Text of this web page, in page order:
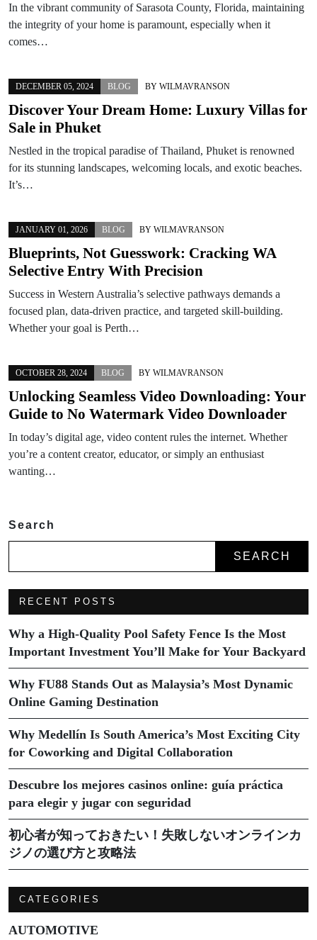
In the vibrant community of Sarasota County, Florida, maintaining
the integrity of your home is paramount, especially when it
comes…
DECEMBER 05, 2024 BLOG BY WILMAVRANSON
Discover Your Dream Home: Luxury Villas for
Sale in Phuket
Nestled in the tropical paradise of Thailand, Phuket is renowned
for its stunning landscapes, welcoming locals, and exotic beaches.
It’s…
JANUARY 01, 2026 BLOG BY WILMAVRANSON
Blueprints, Not Guesswork: Cracking WA
Selective Entry With Precision
Success in Western Australia’s selective pathways demands a
focused plan, data-driven practice, and targeted skill-building.
Whether your goal is Perth…
OCTOBER 28, 2024 BLOG BY WILMAVRANSON
Unlocking Seamless Video Downloading: Your
Guide to No Watermark Video Downloader
In today’s digital age, video content rules the internet. Whether
you’re a content creator, educator, or simply an enthusiast
wanting…
Search
SEARCH
RECENT POSTS
Why a High-Quality Pool Safety Fence Is the Most
Important Investment You’ll Make for Your Backyard
Why FU88 Stands Out as Malaysia’s Most Dynamic
Online Gaming Destination
Why Medellín Is South America’s Most Exciting City
for Coworking and Digital Collaboration
Descubre los mejores casinos online: guía práctica
para elegir y jugar con seguridad
初心者が知っておきたい！失敗しないオンラインカ
ジノの選び方と攻略法
CATEGORIES
AUTOMOTIVE